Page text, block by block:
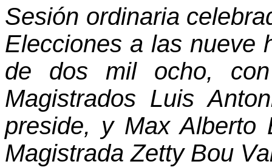
Sesión ordinaria
Elecciones a las nueve
de dos mil ocho,
Magistrados Luis
preside, y Max Alberto
Magistrada Zetty Bou